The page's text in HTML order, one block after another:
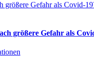
größere Gefahr als Covid-
größere Gefahr als